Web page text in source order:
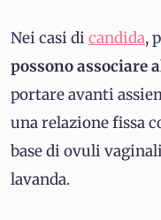
Nei casi di candida,
possono associare
portare avanti
una relazione fissa
base di ovuli
lavanda.